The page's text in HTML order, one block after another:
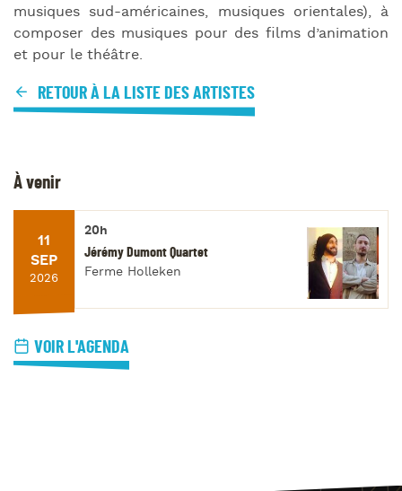
musiques sud-américaines, musiques orientales), à
composer des musiques pour des films d’animation
et pour le théâtre.
RETOUR À LA LISTE DES ARTISTES
À venir
11
SEP
2026
20h
Jérémy Dumont Quartet
Ferme Holleken
VOIR L'AGENDA